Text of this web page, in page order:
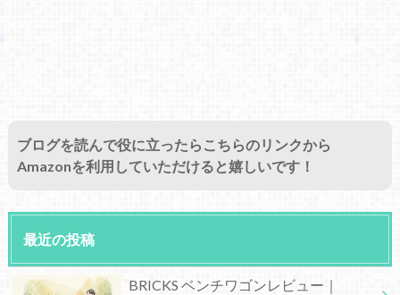
ブログを読んで役に立ったらこちらのリンクから
Amazonを利用していただけると嬉しいです！
最近の投稿
BRICKS ベンチワゴンレビュー｜